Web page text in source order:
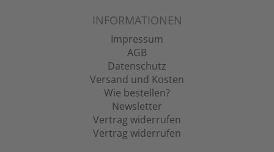
INFORMATIONEN
Impressum
AGB
Datenschutz
Versand und Kosten
Wie bestellen?
Newsletter
Vertrag widerrufen
Vertrag widerrufen